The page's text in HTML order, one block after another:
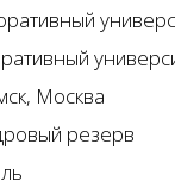
Москва
резерв